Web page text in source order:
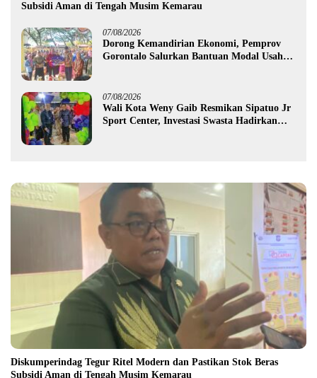
Subsidi Aman di Tengah Musim Kemarau
07/08/2026
Dorong Kemandirian Ekonomi, Pemprov
Gorontalo Salurkan Bantuan Modal Usaha
07/08/2026
Wali Kota Weny Gaib Resmikan Sipatuo Jr
Sport Center, Investasi Swasta Hadirkan
Diskumperindag Tegur Ritel Modern dan Pastikan Stok Beras
Subsidi Aman di Tengah Musim Kemarau